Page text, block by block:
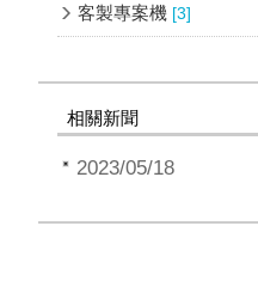
客製專案機 [3]
相關新聞
2023/05/18